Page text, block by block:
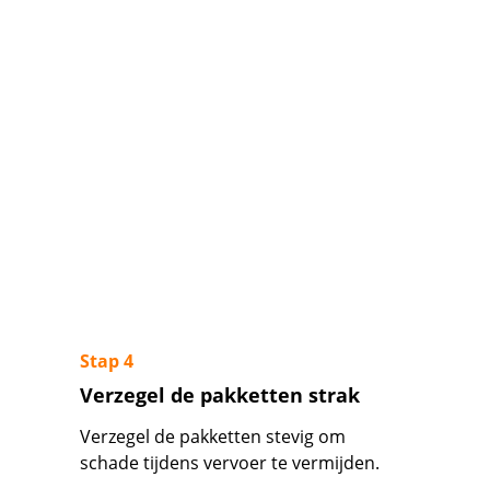
Stap 4
Verzegel de pakketten strak
Verzegel de pakketten stevig om
schade tijdens vervoer te vermijden.